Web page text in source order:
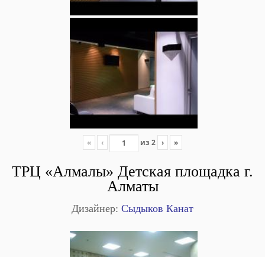
« ‹ из 2 › »
ТРЦ «Алмалы» Детская площадка г.
Алматы
Дизайнер: Сыдыков Канат